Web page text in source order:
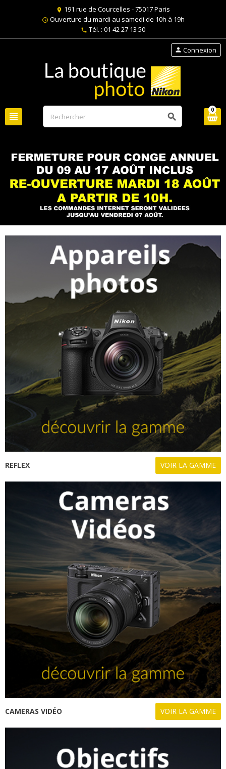
location_on 191 rue de Courcelles - 75017 Paris
schedule Ouverture du mardi au samedi de 10h à 19h
phone Tél. : 01 42 27 13 50
view_headline search
person Connexion
0
REFLEX VOIR LA GAMME
CAMERAS VIDÉO VOIR LA GAMME